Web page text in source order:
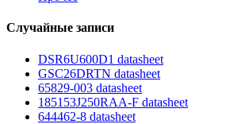
Случайные записи
DSR6U600D1 datasheet
GSC26DRTN datasheet
65829-003 datasheet
185153J250RAA-F datasheet
644462-8 datasheet